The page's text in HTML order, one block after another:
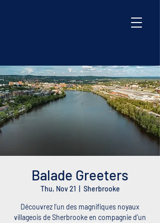
Balade Greeters
Thu, Nov 21 Sherbrooke
Découvrez l’un des magnifiques noyaux
villageois de Sherbrooke en compagnie d’un